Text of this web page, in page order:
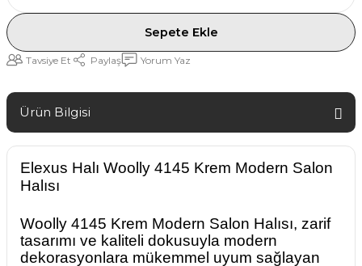
Sepete Ekle
Tavsiye Et Paylaş Yorum Yaz
Ürün Bilgisi
Elexus Halı Woolly 4145 Krem Modern Salon
Halısı
Woolly 4145 Krem Modern Salon Halısı, zarif
tasarımı ve kaliteli dokusuyla modern
dekorasyonlara mükemmel uyum sağlayan